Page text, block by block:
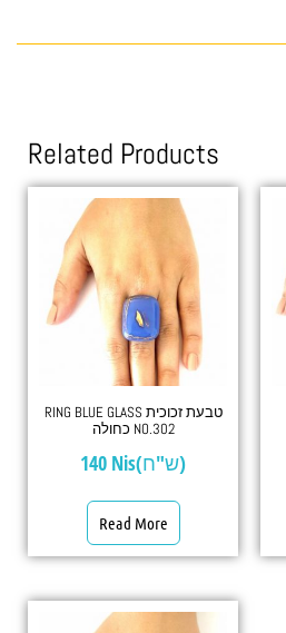
Related Products
RING BLUE GLASS טבעת זכוכית
כחולה NO.302
140 Nis(ש"ח)
Read More